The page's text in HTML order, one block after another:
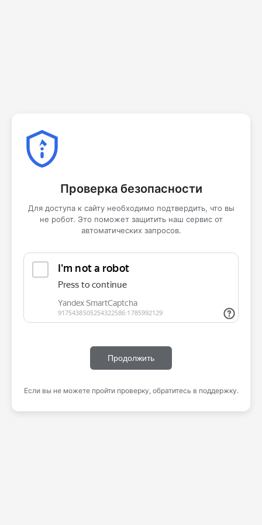
Проверка безопасности
Для доступа к сайту необходимо подтвердить, что вы
не робот. Это поможет защитить наш сервис от
автоматических запросов.
Продолжить
Если вы не можете пройти проверку, обратитесь в поддержку.